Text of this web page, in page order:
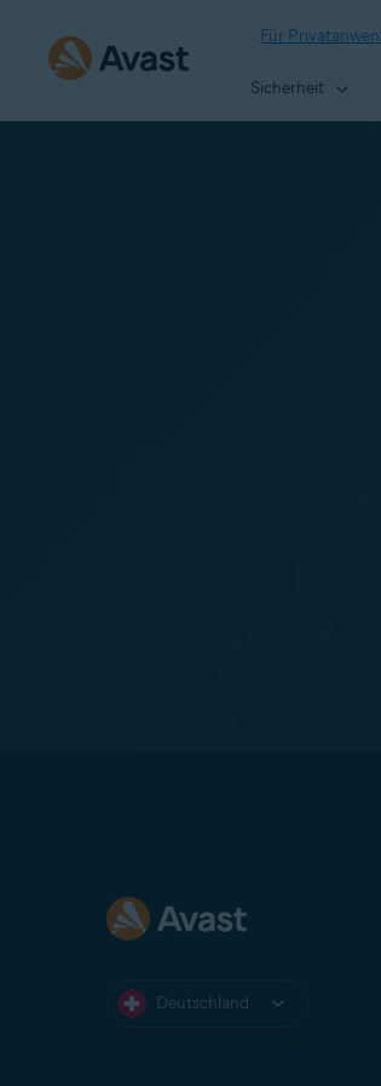
Für
Sicherheit
Deutschland